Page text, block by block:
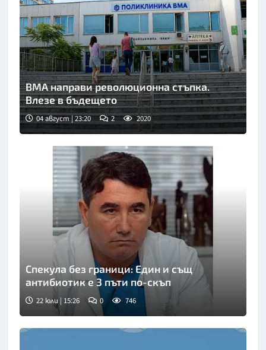
ВМА направи революционна стъпка.
Влезе в бъдещето
04 август | 23:20 2 2020
Спекула без граници: Един и същ
антибиотик е 3 пъти по-скъп
22 юли | 15:26 0 746